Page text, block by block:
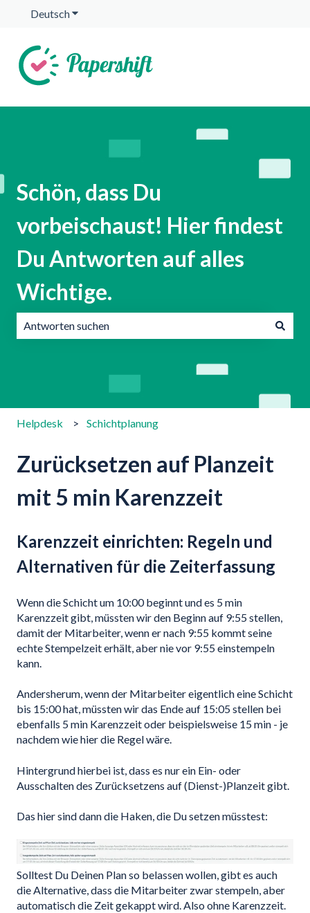
DeutschUntermenü für Übersetzungen anzeigen
Schön, dass Du
vorbeischaust! Hier findest
Du Antworten auf alles
Wichtige.
Helpdesk Schichtplanung
Zurücksetzen auf Planzeit
mit 5 min Karenzzeit
Karenzzeit einrichten: Regeln und
Alternativen für die Zeiterfassung
Wenn die Schicht um 10:00 beginnt und es 5 min
Karenzzeit gibt, müssten wir den Beginn auf 9:55 stellen,
damit der Mitarbeiter, wenn er nach 9:55 kommt seine
echte Stempelzeit erhält, aber nie vor 9:55 einstempeln
kann.
Andersherum, wenn der Mitarbeiter eigentlich eine Schicht
bis 15:00 hat, müssten wir das Ende auf 15:05 stellen bei
ebenfalls 5 min Karenzzeit oder beispielsweise 15 min - je
nachdem wie hier die Regel wäre.
Hintergrund hierbei ist, dass es nur ein Ein- oder
Ausschalten des Zurücksetzens auf (Dienst-)Planzeit gibt.
Das hier sind dann die Haken, die Du setzen müsstest:
Solltest Du Deinen Plan so belassen wollen, gibt es auch
die Alternative, dass die Mitarbeiter zwar stempeln, aber
automatisch die Zeit gekappt wird. Also ohne Karenzzeit.